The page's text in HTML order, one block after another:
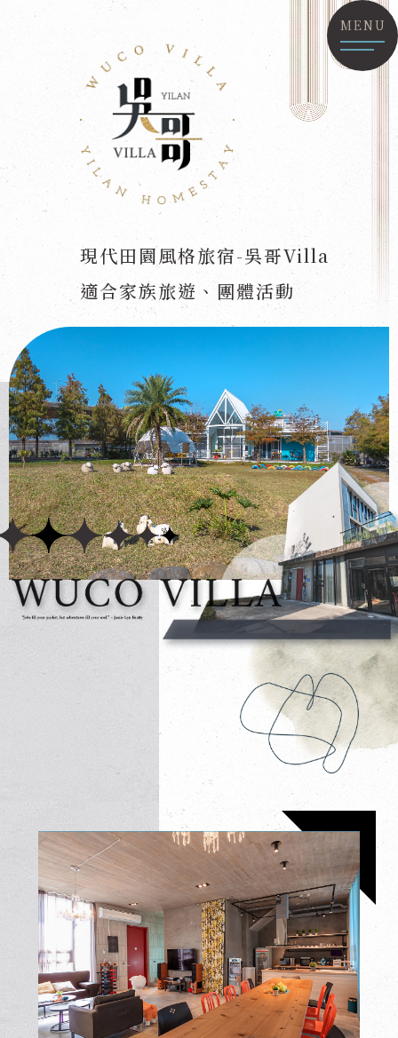
MENU
現代田園風格旅宿-吳哥Villa
適合家族旅遊、團體活動